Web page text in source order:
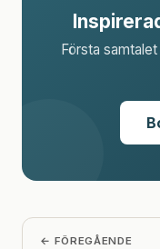
Första
← FÖREGÅENDE